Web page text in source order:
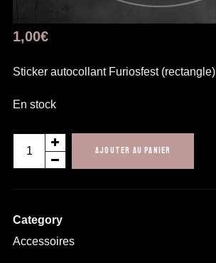
1,00€
Sticker autocollant Furiosfest (rectangle)
En stock
quantité
(rectangle)
AJOUTER AU PANIER
Category
Accessoires